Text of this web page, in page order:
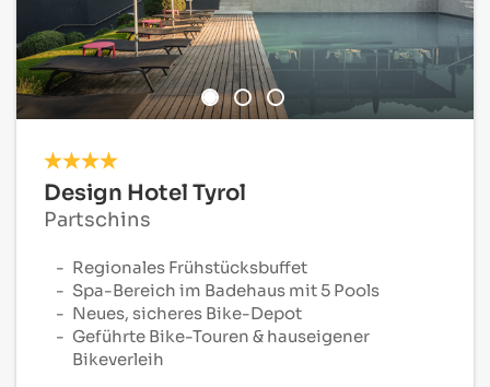
Design Hotel Tyrol
Partschins
Regionales Frühstücksbuffet
Spa-Bereich im Badehaus mit 5 Pools
Neues, sicheres Bike-Depot
Geführte Bike-Touren & hauseigener
Bikeverleih